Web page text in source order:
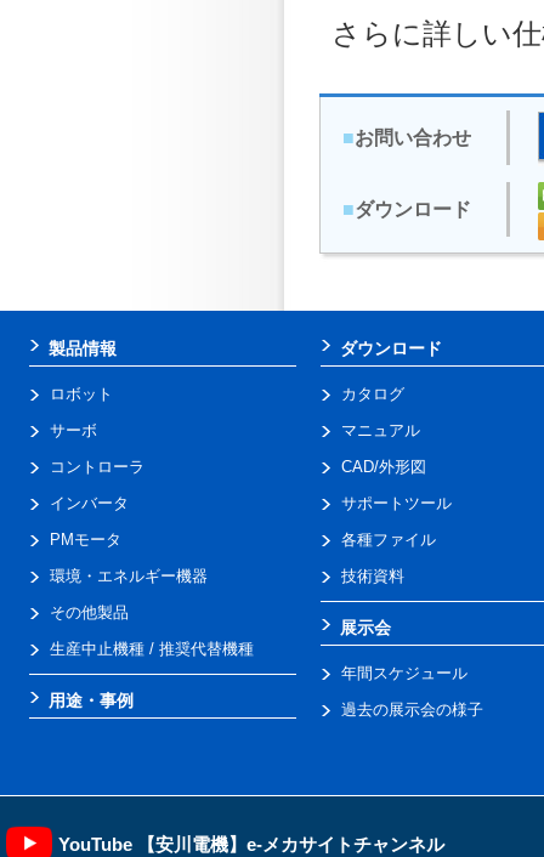
さらに詳しい
■お問い合わせ
■ダウンロード
製品情報
ロボット
サーボ
コントローラ
インバータ
PMモータ
環境・エネルギー機器
その他製品
生産中止機種 / 推奨代替機種
用途・事例
ダウンロード
カタログ
マニュアル
CAD/外形図
サポートツール
各種ファイル
技術資料
展示会
年間スケジュール
過去の展示会の様子
YouTube 【安川電機】e-メカサイトチャンネル